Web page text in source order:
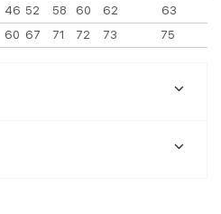
46 52 58 60
62 63
60 67 71 72 73 75